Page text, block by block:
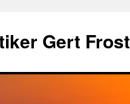
Gert Frost